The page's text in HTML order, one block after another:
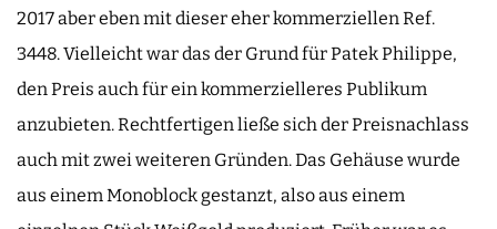
2017 aber eben mit dieser eher kommerziellen Ref.
3448. Vielleicht war das der Grund für Patek Philippe,
den Preis auch für ein kommerzielleres Publikum
anzubieten. Rechtfertigen ließe sich der Preisnachlass
auch mit zwei weiteren Gründen. Das Gehäuse wurde
aus einem Monoblock gestanzt, also aus einem